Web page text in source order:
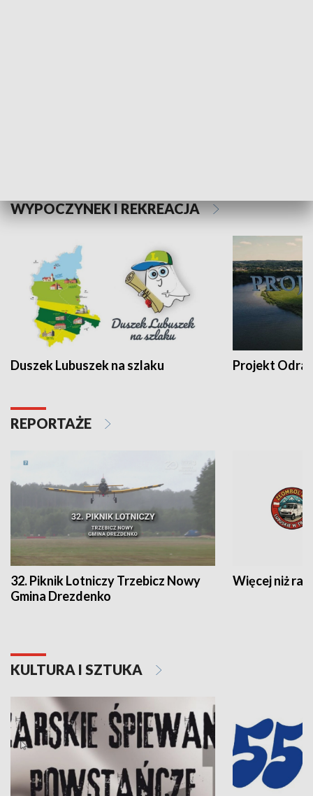
WYPOCZYNEK I REKREACJA
Duszek Lubuszek na szlaku Projekt Odra
REPORTAŻE
32. Piknik Lotniczy Trzebicz Nowy
Gmina Drezdenko
Więcej niż rajd
KULTURA I SZTUKA